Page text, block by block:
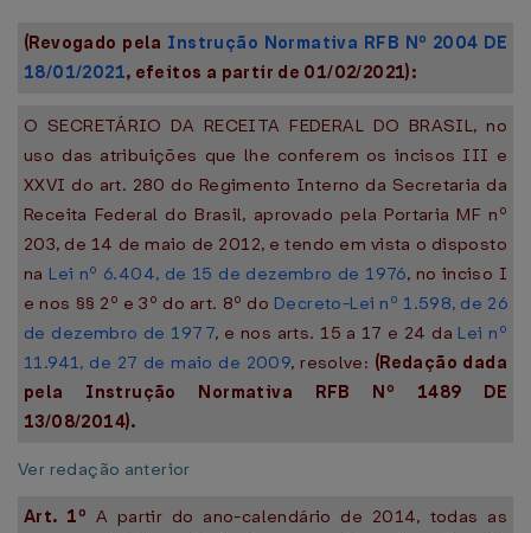
(Revogado pela Instrução Normativa RFB Nº 2004 DE
18/01/2021, efeitos a partir de 01/02/2021):
O SECRETÁRIO DA RECEITA FEDERAL DO BRASIL, no
uso das atribuições que lhe conferem os incisos III e
XXVI do art. 280 do Regimento Interno da Secretaria da
Receita Federal do Brasil, aprovado pela Portaria MF nº
203, de 14 de maio de 2012, e tendo em vista o disposto
na Lei nº 6.404, de 15 de dezembro de 1976, no inciso I
e nos §§ 2º e 3º do art. 8º do Decreto-Lei nº 1.598, de 26
de dezembro de 1977, e nos arts. 15 a 17 e 24 da Lei nº
11.941, de 27 de maio de 2009, resolve: (Redação dada
pela Instrução Normativa RFB Nº 1489 DE
13/08/2014).
Ver redação anterior
Art. 1º A partir do ano-calendário de 2014, todas as